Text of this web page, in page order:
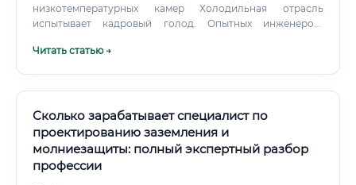
низкотемпературных камер Холодильная отрасль
испытывает кадровый голод. Опытных инженеров-
готовы предлагать высокие зарплаты и гибкие условия
Читать статью →
Сколько зарабатывает специалист по
проектированию заземления и
молниезащиты: полный экспертный разбор
профессии